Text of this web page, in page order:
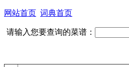
网站首页 词典首页
请输入您要查询的菜谱：